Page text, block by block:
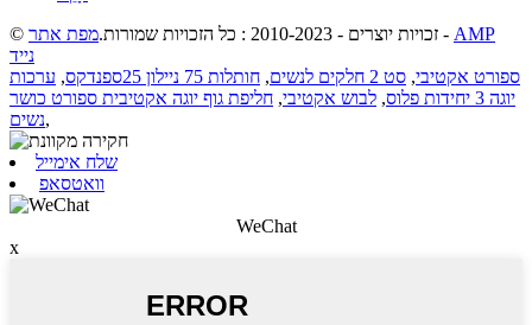
© זכויות יוצרים - 2010-2023 : כל הזכויות שמורות.
מפת אתר - AMP
נייד
ספורט אקטיבי, סט 2 חלקים לנשים , חותלות 75 ניילון 25ספנדקס , ערכות
יוגה 3 יחידות פלוס
, לבוש אקטיבי, חליפת גוף יוגה אקטיבית ספורט כושר
נשים,
שלח אימייל
וואטסאפ
WeChat
x